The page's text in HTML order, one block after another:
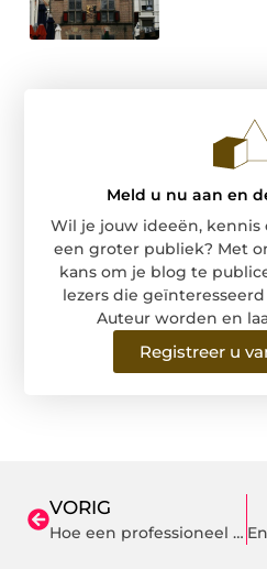
Meld u nu aan en
Wil je jouw ideeën,
een groter publiek? Met
kans om je blog te
lezers die
Auteur worden en
Registreer u
VORIG
Hoe een professioneel gebouwde website zichzelf terugverdient